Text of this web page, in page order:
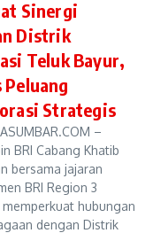
Sinergi
Distrik
Teluk Bayur,
Peluang
Strategis
–
BRI Cabang Khatib
bersama jajaran
BRI Region 3
hubungan
dengan Distrik